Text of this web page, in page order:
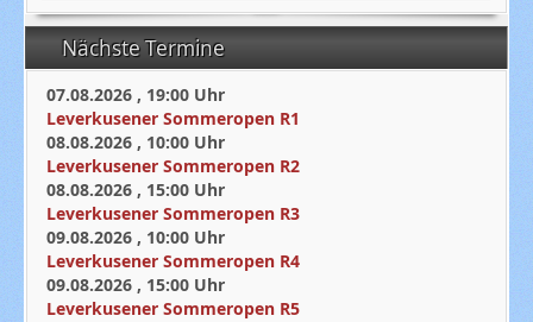
Nächste Termine
07.08.2026 , 19:00 Uhr
Leverkusener Sommeropen R1
08.08.2026 , 10:00 Uhr
Leverkusener Sommeropen R2
08.08.2026 , 15:00 Uhr
Leverkusener Sommeropen R3
09.08.2026 , 10:00 Uhr
Leverkusener Sommeropen R4
09.08.2026 , 15:00 Uhr
Leverkusener Sommeropen R5